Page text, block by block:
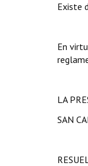
Existe
En
LA
SAN